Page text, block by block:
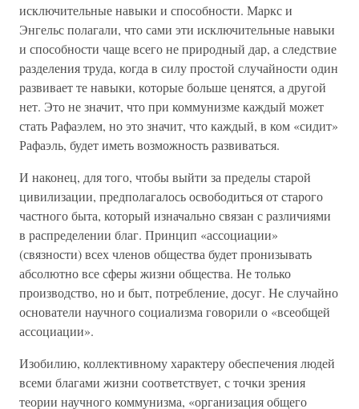
исключительные навыки и способности. Маркс и
Энгельс полагали, что сами эти исключительные навыки
и способности чаще всего не природный дар, а следствие
разделения труда, когда в силу простой случайности один
развивает те навыки, которые больше ценятся, а другой
нет. Это не значит, что при коммунизме каждый может
стать Рафаэлем, но это значит, что каждый, в ком «сидит»
Рафаэль, будет иметь возможность развиваться.
И наконец, для того, чтобы выйти за пределы старой
цивилизации, предполагалось освободиться от старого
частного быта, который изначально связан с различиями
в распределении благ. Принцип «ассоциации»
(связности) всех членов общества будет пронизывать
абсолютно все сферы жизни общества. Не только
производство, но и быт, потребление, досуг. Не случайно
основатели научного социализма говорили о «всеобщей
ассоциации».
Изобилию, коллективному характеру обеспечения людей
всеми благами жизни соответствует, с точки зрения
теории научного коммунизма, «организация общего